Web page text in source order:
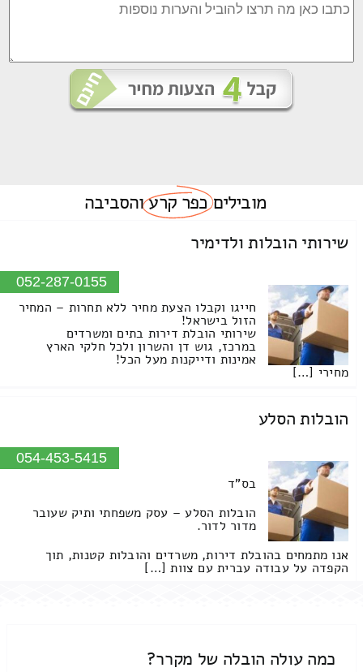
מוביליםכפר קרעוהסביבה
שירותי הובלות ולדימיר
052-287-0155
חייגו וקבלו הצעת מחיר ללא תחרות – המחיר
הזול בישראל!
שירותי הובלת דירות בתים ומשרדים
במרכז, גוש דן והשרון ולכל חלקי הארץ
אמינות ודייקנות מעל הכל!
מחירי […]
הובלות הסלע
054-453-5415
בס"ד
הובלות הסלע – עסק משפחתי ותיק שעובר
מדור לדור.
אנו מתמחים בהובלת דירות, משרדים והובלות קטנות, תוך
הקפדה על עבודה עברית עם צוות […]
כמה עולה הובלה של מקרר?